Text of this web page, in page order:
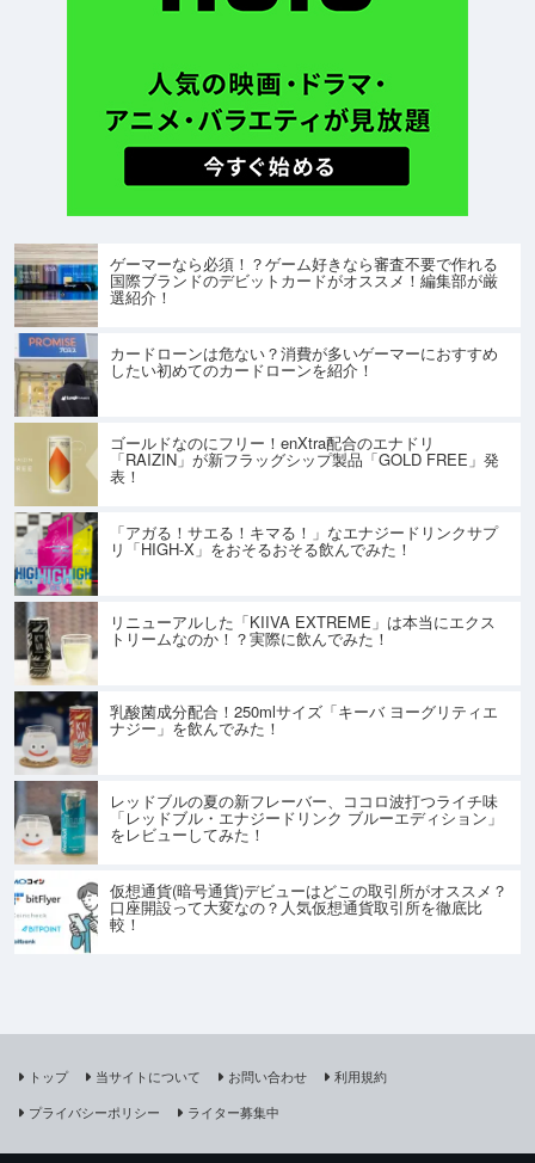
ゲーマーなら必須！？ゲーム好きなら審査不要で作れる
国際ブランドのデビットカードがオススメ！編集部が厳
選紹介！
カードローンは危ない？消費が多いゲーマーにおすすめ
したい初めてのカードローンを紹介！
ゴールドなのにフリー！enXtra配合のエナドリ
「RAIZIN」が新フラッグシップ製品「GOLD FREE」発
表！
「アガる！サエる！キマる！」なエナジードリンクサプ
リ「HIGH-X」をおそるおそる飲んでみた！
リニューアルした「KIIVA EXTREME」は本当にエクス
トリームなのか！？実際に飲んでみた！
乳酸菌成分配合！250mlサイズ「キーバ ヨーグリティエ
ナジー」を飲んでみた！
レッドブルの夏の新フレーバー、ココロ波打つライチ味
「レッドブル・エナジードリンク ブルーエディション」
をレビューしてみた！
仮想通貨(暗号通貨)デビューはどこの取引所がオススメ？
口座開設って大変なの？人気仮想通貨取引所を徹底比
較！
トップ 当サイトについて お問い合わせ
利用規約
プライバシーポリシー
ライター募集中